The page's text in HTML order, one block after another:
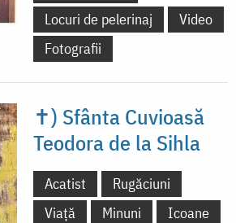
Locuri de pelerinaj
Video
Fotografii
✝) Sfânta Cuvioasă
Teodora de la Sihla
Acatist
Rugăciuni
Viață
Minuni
Icoane